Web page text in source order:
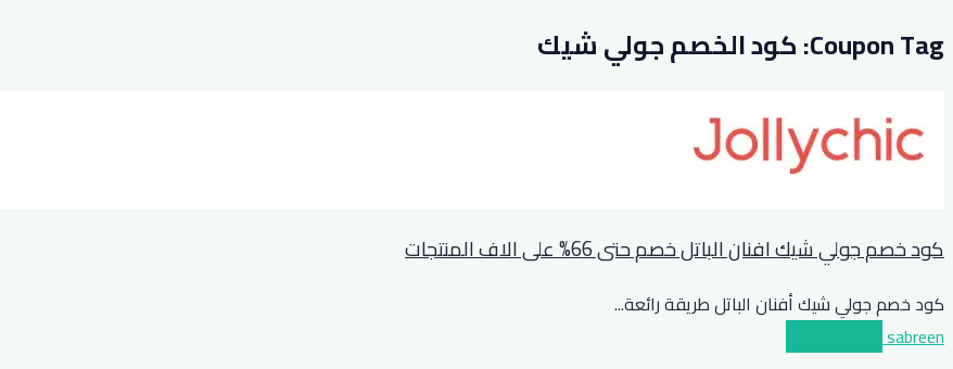
Coupon Tag: كود الخصم جولي شيك
كود خصم جولي شيك افنان الباتل خصم حتى 66% على الاف المنتجات
كود خصم جولي شيك أفنان الباتل طريقة رائعة...
sabreen